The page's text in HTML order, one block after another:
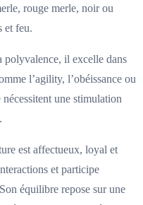
rouge merle, noir ou
et feu.
polyvalence, il excelle dans
l’agility, l’obéissance ou
une stimulation
est affectueux, loyal et
et participe
équilibre repose sur une